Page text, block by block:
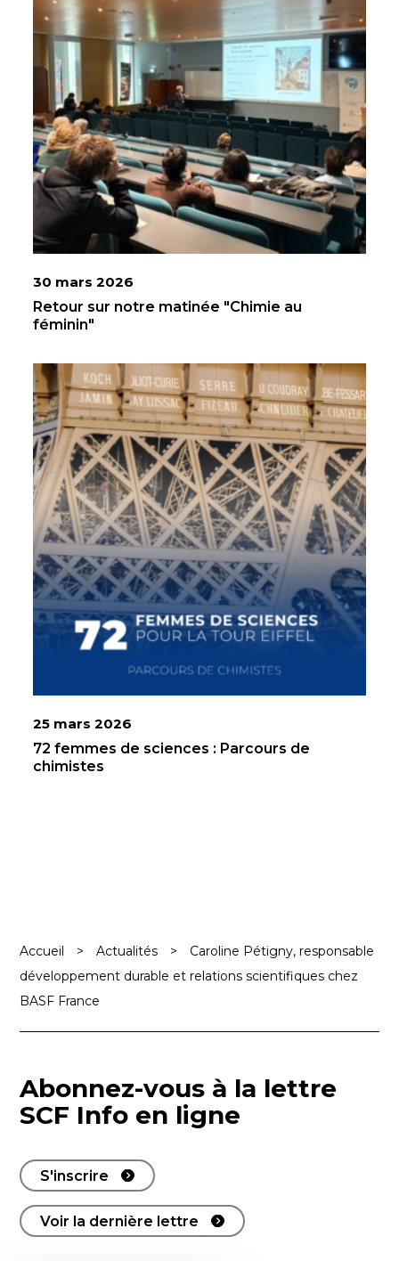
30 mars 2026
Retour sur notre matinée "Chimie au
féminin"
25 mars 2026
72 femmes de sciences : Parcours de
chimistes
Accueil > Actualités >
Caroline Pétigny, responsable
développement durable et relations scientifiques chez
BASF France
Abonnez-vous à la lettre
SCF Info en ligne
S'inscrire
Voir la dernière lettre